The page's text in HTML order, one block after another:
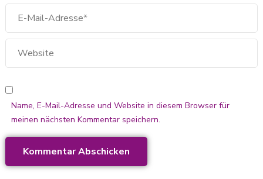
Name, E-Mail-Adresse und Website in diesem Browser für
meinen nächsten Kommentar speichern.